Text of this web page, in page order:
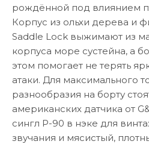
рождённой под влиянием
Корпус из ольхи дерева и
Saddle Lock выжимают из
корпуса море сустейна, а
этом помогает не терять
атаки. Для максимального
разнообразия на борту
американских датчика от
сингл P-90 в нэке для
звучания и мясистый,